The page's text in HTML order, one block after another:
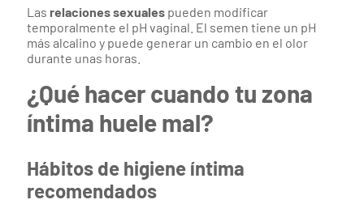
Las relaciones sexuales pueden modificar
temporalmente el pH vaginal. El semen tiene un pH
más alcalino y puede generar un cambio en el olor
durante unas horas.
¿Qué hacer cuando tu zona
íntima huele mal?
Hábitos de higiene íntima
recomendados